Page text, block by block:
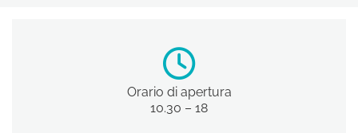
Ho letto e accettato l'informativa
Orario di apertura
10.30 – 18